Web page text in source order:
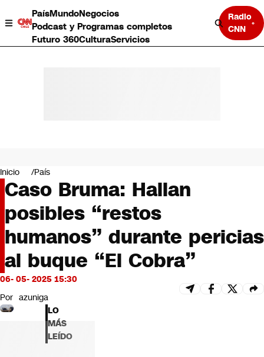
PaísMundoNegocios
Podcast y Programas completos
Futuro 360CulturaServicios
Radio
CNN
Negocios
Deportes
Programas completos
Cultura
Servicios
Bits
CNN tiempo
Futuro 360
Inicio País
Caso Bruma: Hallan
posibles “restos
humanos” durante pericias
al buque “El Cobra”
06- 05- 2025 15:30
Por azuniga
LO
MÁS
LEÍDO